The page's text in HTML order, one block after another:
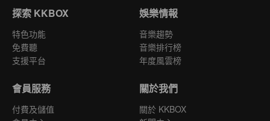
探索 KKBOX
特色功能
免費聽
支援平台
娛樂情報
音樂趨勢
音樂排行榜
年度風雲榜
會員服務
付費及儲值
關於我們
關於 KKBOX